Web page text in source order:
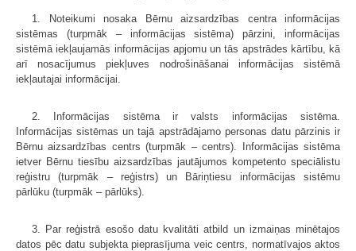
1. Noteikumi nosaka Bērnu aizsardzības centra informācijas
sistēmas (turpmāk – informācijas sistēma) pārzini, informācijas
sistēmā iekļaujamās informācijas apjomu un tās apstrādes kārtību, kā
arī nosacījumus piekļuves nodrošināšanai informācijas sistēmā
iekļautajai informācijai.
2. Informācijas sistēma ir valsts informācijas sistēma.
Informācijas sistēmas un tajā apstrādājamo personas datu pārzinis ir
Bērnu aizsardzības centrs (turpmāk – centrs). Informācijas sistēma
ietver Bērnu tiesību aizsardzības jautājumos kompetento speciālistu
reģistru (turpmāk – reģistrs) un Bāriņtiesu informācijas sistēmu
pārlūku (turpmāk – pārlūks).
3. Par reģistrā esošo datu kvalitāti atbild un izmaiņas minētajos
datos pēc datu subjekta pieprasījuma veic centrs, normatīvajos aktos